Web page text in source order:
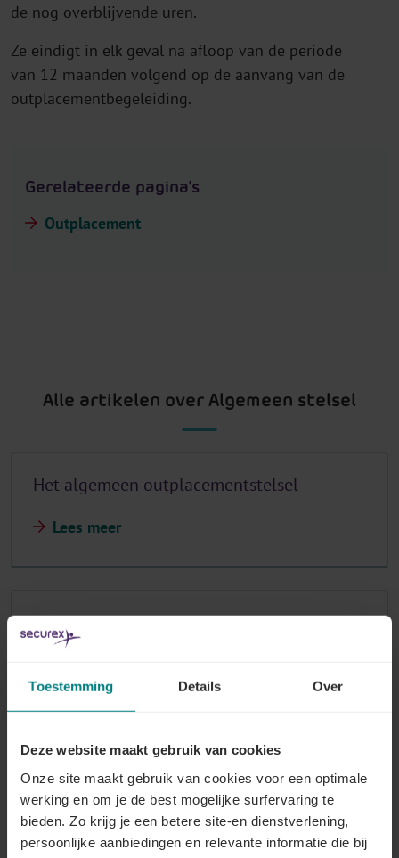
Toestemming Details Over
Deze website maakt gebruik van cookies
Onze site maakt gebruik van cookies voor een optimale
werking en om je de best mogelijke surfervaring te
bieden. Zo krijg je een betere site-en dienstverlening,
persoonlijke aanbiedingen en relevante informatie die bij
de nog overblijvende uren.
Ze eindigt in elk geval na afloop van de periode
van 12 maanden volgend op de aanvang van de
outplacementbegeleiding.
Gerelateerde pagina's
Outplacement
Alle artikelen over Algemeen stelsel
Het algemeen outplacementstelsel
Lees meer
Wat verstaat men onder professionele
herinschakeling of outplacement?
Lees meer
Welke werknemers worden beoogd?
Lees meer